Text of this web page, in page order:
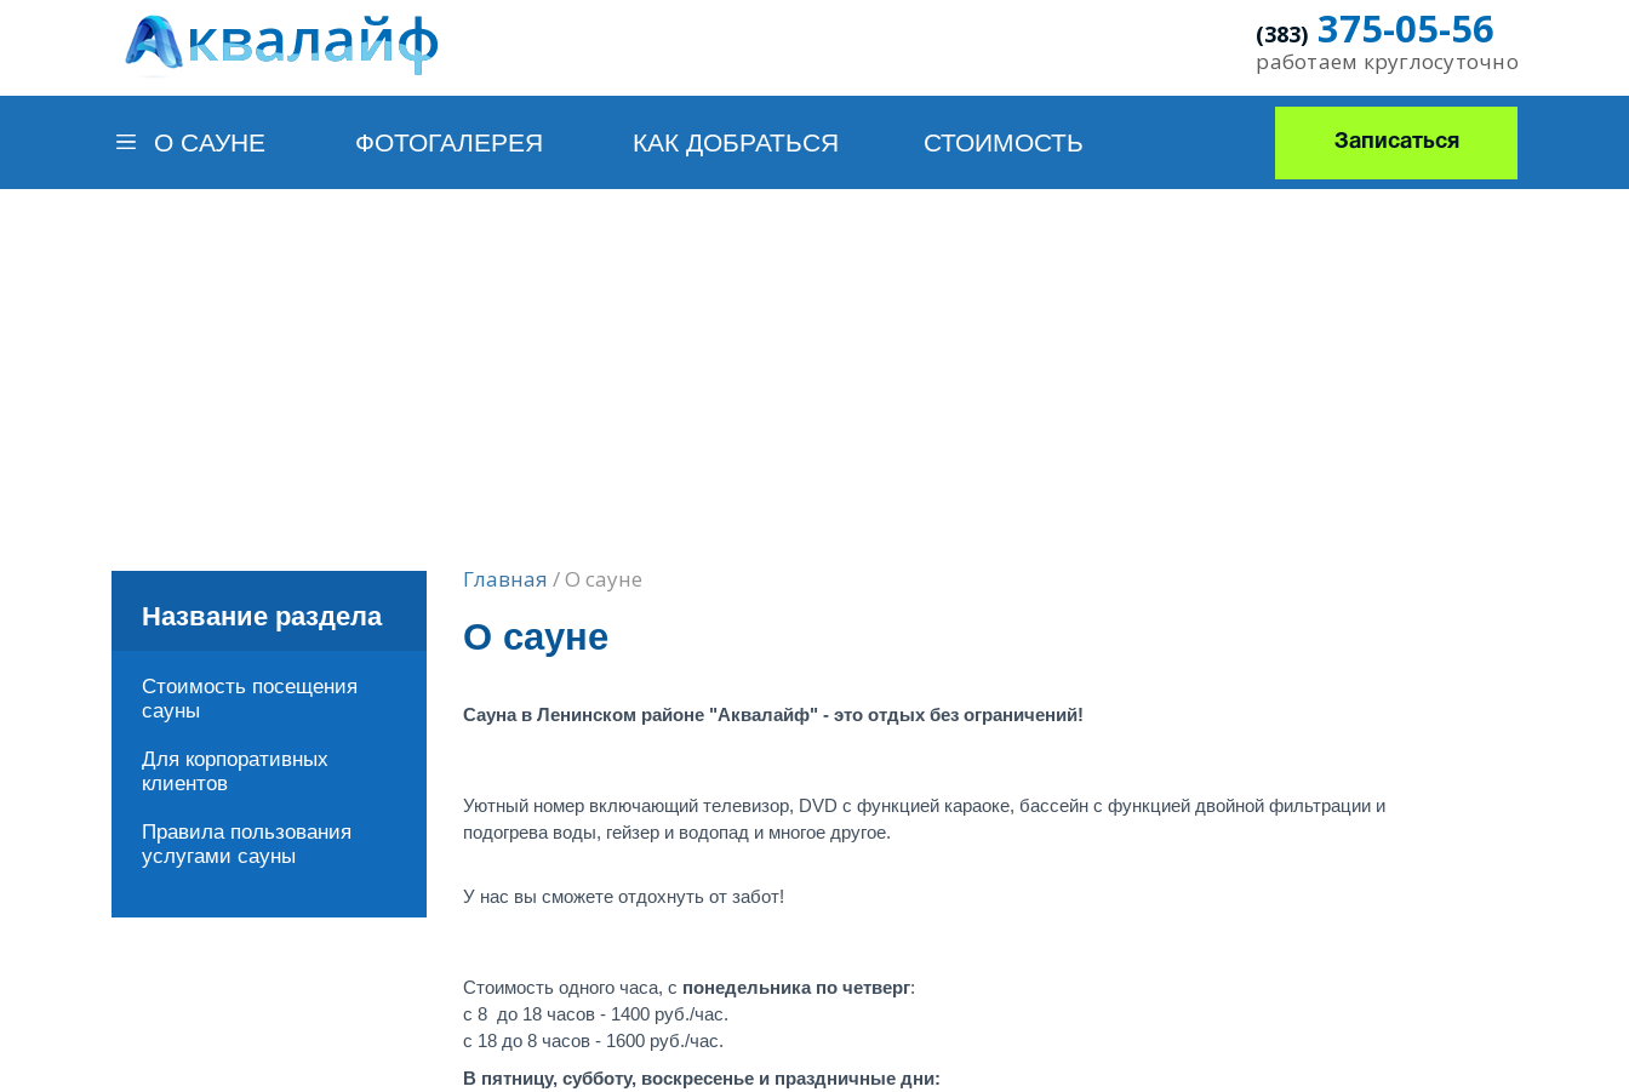
(383) 375-05-56
работаем круглосуточно
О САУНЕ СТОИМОСТЬ
ФОТОГАЛЕРЕЯ КАК ДОБРАТЬСЯ Записаться
Название раздела
Стоимость посещения
сауны
Для корпоративных
клиентов
Правила пользования
услугами сауны
Вы здесь
Главная / О сауне
О сауне
Сауна в Ленинском районе "Аквалайф" - это отдых без ограничений!
Уютный номер включающий телевизор, DVD с функцией караоке, бассейн с функцией двойной фильтрации и
подогрева воды, гейзер и водопад и многое другое.
У нас вы сможете отдохнуть от забот!
Стоимость одного часа, с понедельника по четверг:
с 8 до 18 часов - 1400 руб./час.
с 18 до 8 часов - 1600 руб./час.
В пятницу, субботу, воскресенье и праздничные дни: